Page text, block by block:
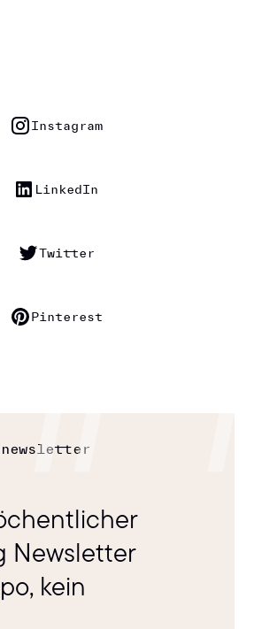
Instagram
LinkedIn
Twitter
Pinterest
Newsletter
kein